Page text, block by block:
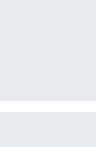
страница